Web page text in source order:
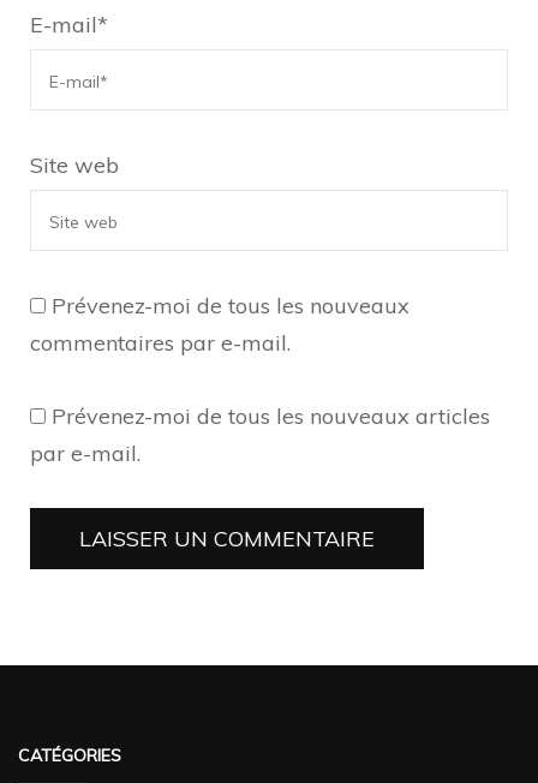
E-mail*
Site web
Prévenez-moi de tous les nouveaux
commentaires par e-mail.
Prévenez-moi de tous les nouveaux articles
par e-mail.
CATÉGORIES